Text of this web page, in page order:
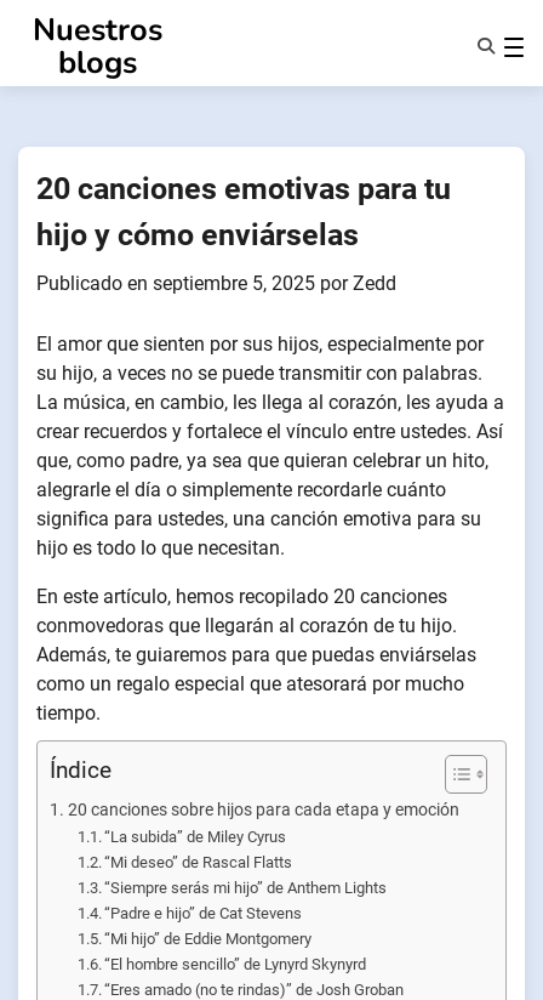
contenido
Nuestros
blogs
Quiénes Somos
20 canciones emotivas para tu
hijo y cómo enviárselas
Publicado en septiembre 5, 2025 porZedd
El amor que sienten por sus hijos, especialmente por
su hijo, a veces no se puede transmitir con palabras.
La música, en cambio, les llega al corazón, les ayuda a
crear recuerdos y fortalece el vínculo entre ustedes. Así
que, como padre, ya sea que quieran celebrar un hito,
alegrarle el día o simplemente recordarle cuánto
significa para ustedes, una canción emotiva para su
hijo es todo lo que necesitan.
En este artículo, hemos recopilado 20 canciones
conmovedoras que llegarán al corazón de tu hijo.
Además, te guiaremos para que puedas enviárselas
como un regalo especial que atesorará por mucho
tiempo.
Índice
20 canciones sobre hijos para cada etapa y emoción
“La subida” de Miley Cyrus
“Mi deseo” de Rascal Flatts
“Siempre serás mi hijo” de Anthem Lights
“Padre e hijo” de Cat Stevens
“Mi hijo” de Eddie Montgomery
“El hombre sencillo” de Lynyrd Skynyrd
“Eres amado (no te rindas)” de Josh Groban